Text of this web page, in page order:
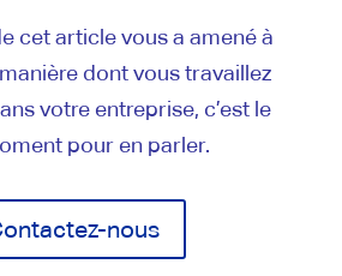
cet article vous a amené à
dont vous travaillez
votre entreprise, c’est le
pour en parler.
nous